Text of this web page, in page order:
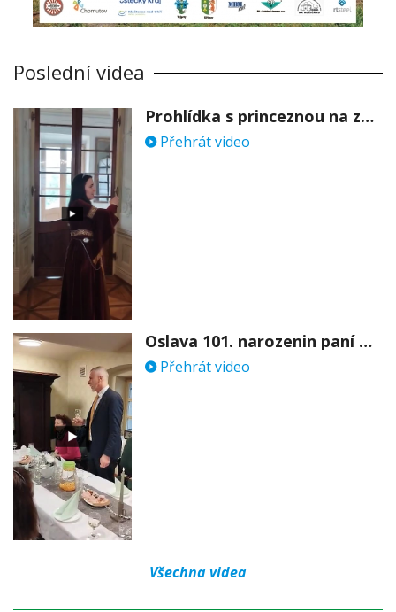
Poslední videa
Prohlídka s princeznou na zámku Stekník
Přehrát video
Oslava 101. narozenin paní Věry Skořepové
Přehrát video
Všechna videa